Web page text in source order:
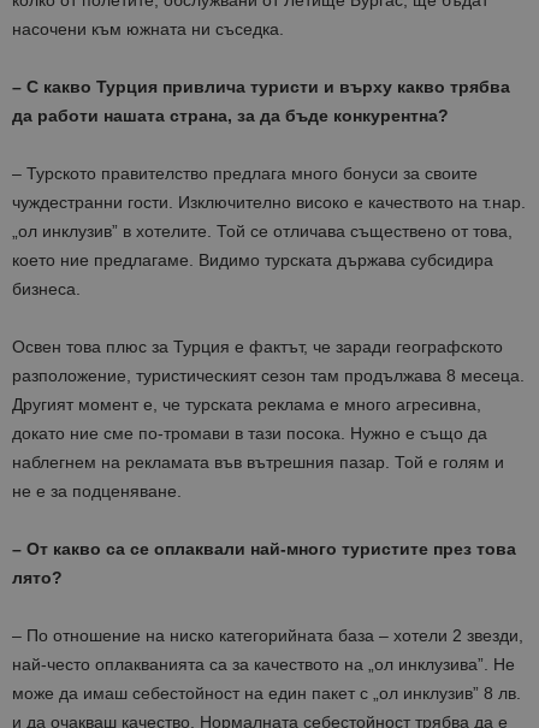
насочени към южната ни съседка.
– С какво Турция привлича туристи и върху какво трябва
да работи нашата страна, за да бъде конкурентна?
– Турското правителство предлага много бонуси за своите
чуждестранни гости. Изключително високо е качеството на т.нар.
„ол инклузив” в хотелите. Той се отличава съществено от това,
което ние предлагаме. Видимо турската държава субсидира
бизнеса.
Освен това плюс за Турция е фактът, че заради географското
разположение, туристическият сезон там продължава 8 месеца.
Другият момент е, че турската реклама е много агресивна,
докато ние сме по-тромави в тази посока. Нужно е също да
наблегнем на рекламата във вътрешния пазар. Той е голям и
не е за подценяване.
– От какво са се оплаквали най-много туристите през това
лято?
– По отношение на ниско категорийната база – хотели 2 звезди,
най-често оплакванията са за качеството на „ол инклузива”. Не
може да имаш себестойност на един пакет с „ол инклузив” 8 лв.
и да очакваш качество. Нормалната себестойност трябва да е